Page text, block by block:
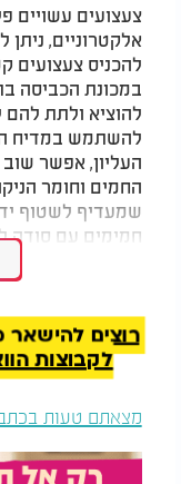
צעצועים עשויים
אלקטרוניים,
להכניס צעצועים
במכונת הכביסה
להוציא ולתת להם
להשתמש במדיח
העליון, אפשר
החמים וחומר
שמעדיף לשטוף
חמימים עם סודה
להשרות את
המלצות
רוצים להישאר
לקבוצות
מצאתם טעות